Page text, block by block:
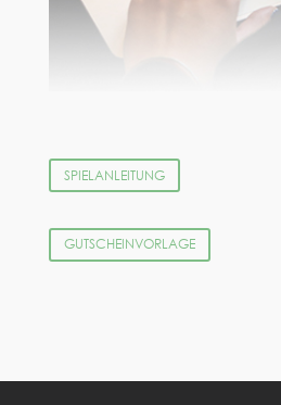
SPIELANLEITUNG
GUTSCHEINVORLAGE